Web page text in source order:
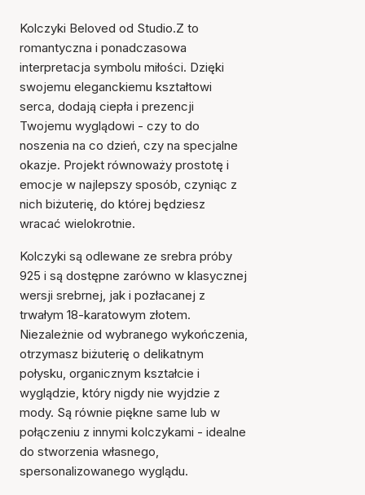
Kolczyki Beloved od Studio.Z to
romantyczna i ponadczasowa
interpretacja symbolu miłości. Dzięki
swojemu eleganckiemu kształtowi
serca, dodają ciepła i prezencji
Twojemu wyglądowi - czy to do
noszenia na co dzień, czy na specjalne
okazje. Projekt równoważy prostotę i
emocje w najlepszy sposób, czyniąc z
nich biżuterię, do której będziesz
wracać wielokrotnie.
Kolczyki są odlewane ze srebra próby
925 i są dostępne zarówno w klasycznej
wersji srebrnej, jak i pozłacanej z
trwałym 18-karatowym złotem.
Niezależnie od wybranego wykończenia,
otrzymasz biżuterię o delikatnym
połysku, organicznym kształcie i
wyglądzie, który nigdy nie wyjdzie z
mody. Są równie piękne same lub w
połączeniu z innymi kolczykami - idealne
do stworzenia własnego,
spersonalizowanego wyglądu.